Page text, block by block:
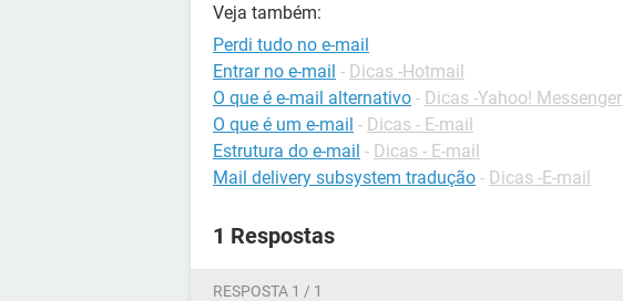
Veja também:
Perdi tudo no e-mail
Entrar no e-mail - Dicas -Hotmail
O que é e-mail alternativo - Dicas -Yahoo! Messenger
O que é um e-mail - Dicas - E-mail
Estrutura do e-mail - Dicas - E-mail
Mail delivery subsystem tradução - Dicas -E-mail
1 Respostas
RESPOSTA 1 / 1